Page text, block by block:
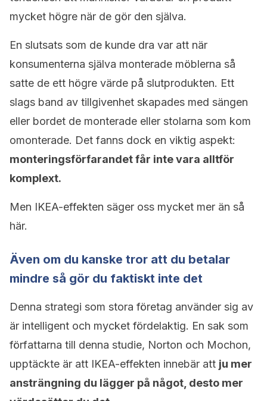
mycket högre när de gör den själva.
En slutsats som de kunde dra var att när
konsumenterna själva monterade möblerna så
satte de ett högre värde på slutprodukten. Ett
slags band av tillgivenhet skapades med sängen
eller bordet de monterade eller stolarna som kom
omonterade. Det fanns dock en viktig aspekt:
monteringsförfarandet får inte vara alltför
komplext.
Men IKEA-effekten säger oss mycket mer än så
här.
Även om du kanske tror att du betalar
mindre så gör du faktiskt inte det
Denna strategi som stora företag använder sig av
är intelligent och mycket fördelaktig. En sak som
författarna till denna studie, Norton och Mochon,
upptäckte är att IKEA-effekten innebär att ju mer
ansträngning du lägger på något, desto mer